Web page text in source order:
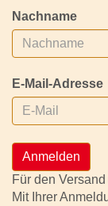
Nachname
E-Mail-Adresse
Anmelden
Für den
Mit Ihrer